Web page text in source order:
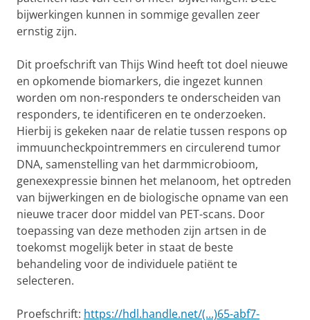
bijwerkingen kunnen in sommige gevallen zeer
ernstig zijn.
Dit proefschrift van Thijs Wind heeft tot doel nieuwe
en opkomende biomarkers, die ingezet kunnen
worden om non-responders te onderscheiden van
responders, te identificeren en te onderzoeken.
Hierbij is gekeken naar de relatie tussen respons op
immuuncheckpointremmers en circulerend tumor
DNA, samenstelling van het darmmicrobioom,
genexexpressie binnen het melanoom, het optreden
van bijwerkingen en de biologische opname van een
nieuwe tracer door middel van PET-scans. Door
toepassing van deze methoden zijn artsen in de
toekomst mogelijk beter in staat de beste
behandeling voor de individuele patiënt te
selecteren.
Proefschrift: https://hdl.handle.net/(...)65-abf7-